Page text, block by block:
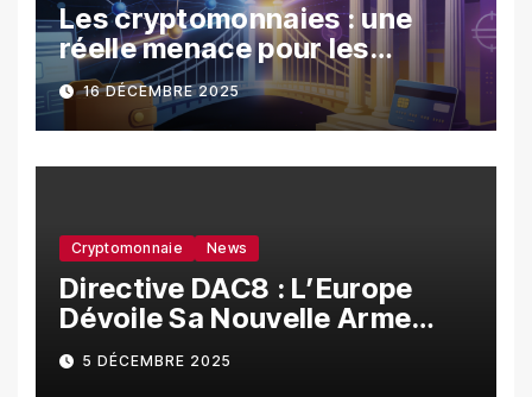
Les cryptomonnaies : une
réelle menace pour les
banques ?
16 DÉCEMBRE 2025
Cryptomonnaie News
Directive DAC8 : L’Europe
Dévoile Sa Nouvelle Arme
Contre La Fraude Fiscale
Crypto
5 DÉCEMBRE 2025